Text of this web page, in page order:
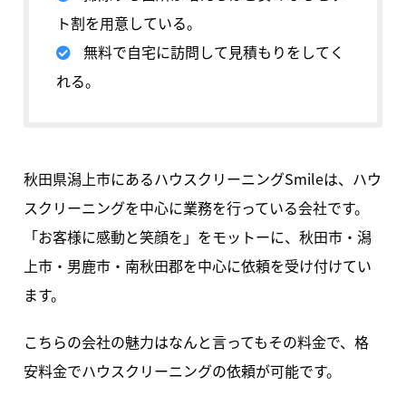
ト割を用意している。
無料で自宅に訪問して見積もりをしてく
れる。
秋田県潟上市にあるハウスクリーニングSmileは、ハウ
スクリーニングを中心に業務を行っている会社です。
「お客様に感動と笑顔を」をモットーに、秋田市・潟
上市・男鹿市・南秋田郡を中心に依頼を受け付けてい
ます。
こちらの会社の魅力はなんと言ってもその料金で、格
安料金でハウスクリーニングの依頼が可能です。